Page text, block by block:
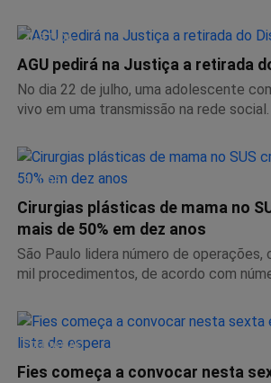
JUSTIÇA
AGU pedirá na Justiça a retirada
No dia 22 de julho, uma adolescente
vivo em uma transmissão na rede social.
SAÚDE
Cirurgias plásticas de mama no
mais de 50% em dez anos
São Paulo lidera número de operações,
mil procedimentos, de acordo com
EDUCAÇÃO
Fies começa a convocar nesta